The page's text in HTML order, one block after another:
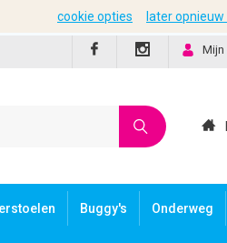
Mijn
Buggy's Onderweg
cookie opties later